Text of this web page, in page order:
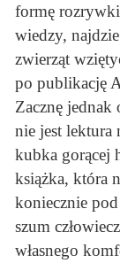
formę
wiedzy,
zwierząt
po publikację
Zacznę jednak
nie jest lektura
kubka gorącej
książka, która
koniecznie
szum
własnego